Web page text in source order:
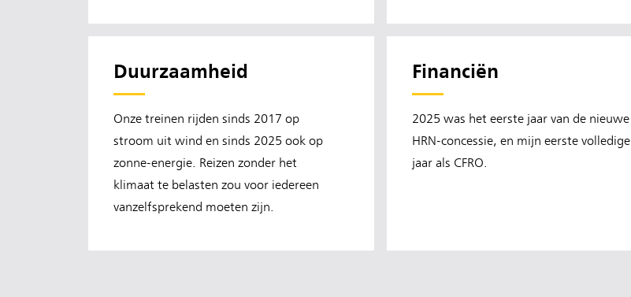
Duurzaamheid
Onze treinen rijden sinds 2017 op
stroom uit wind en sinds 2025 ook op
zonne-energie. Reizen zonder het
klimaat te belasten zou voor iedereen
vanzelfsprekend moeten zijn.
Financiën
2025 was het eerste jaar van de nieuwe
HRN-concessie, en mijn eerste volledige
jaar als CFRO.